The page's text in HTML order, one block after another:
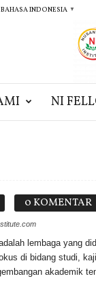
BAHASA INDONESIA ▼
NI
0 KOMENTAR
lembaga yang
di bidang studi,
akademik